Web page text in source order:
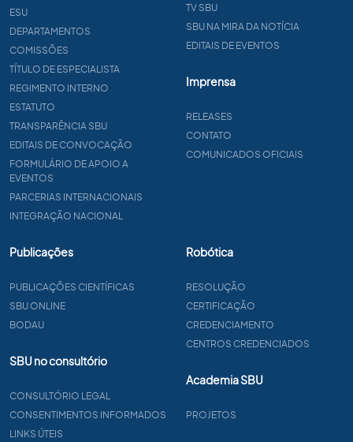
ESU
DEPARTAMENTOS
COMISSÕES
TÍTULO DE ESPECIALISTA
REGIMENTO INTERNO
ESTATUTO
TRANSPARÊNCIA SBU
EDITAIS DE CONVOCAÇÃO
FORMULÁRIO DE APOIO A
EVENTOS
PARCERIAS INTERNACIONAIS
INTEGRAÇÃO NACIONAL
TV SBU
SBU NA MIRA DA NOTÍCIA
EDITAIS DE EVENTOS
Imprensa
RELEASES
CONTATO
COMUNICADOS OFICIAIS
Publicações
PUBLICAÇÕES CIENTÍFICAS
SBU ONLINE
BODAU
SBU no consultório
CONSULTÓRIO LEGAL
CONSENTIMENTOS INFORMADOS
LINKS ÚTEIS
Robótica
RESOLUÇÃO
CERTIFICAÇÃO
CREDENCIAMENTO
CENTROS CREDENCIADOS
Academia SBU
PROJETOS